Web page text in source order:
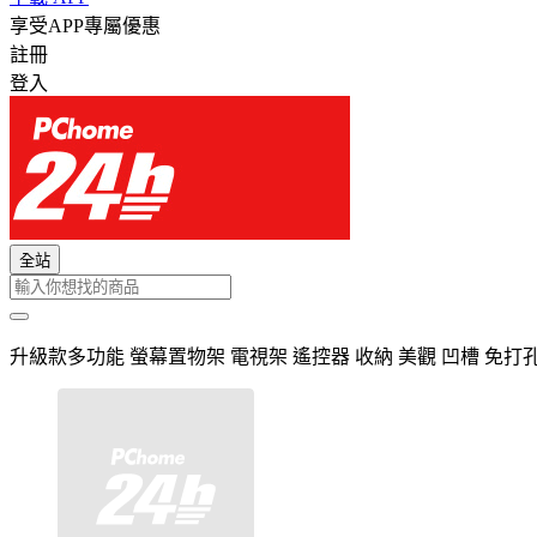
享受APP專屬優惠
註冊
登入
全站
升級款多功能 螢幕置物架 電視架 遙控器 收納 美觀 凹槽 免打